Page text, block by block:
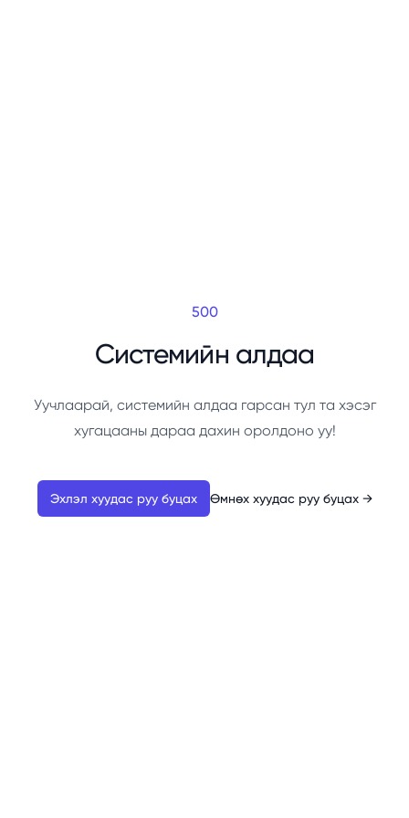
500
Системийн алдаа
Уучлаарай, системийн алдаа гарсан тул та хэсэг
хугацааны дараа дахин оролдоно уу!
Эхлэл хуудас руу буцах Өмнөх хуудас руу буцах →